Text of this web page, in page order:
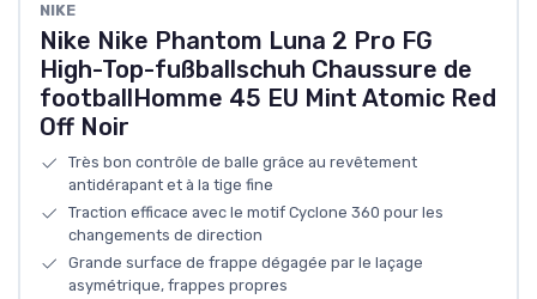
NIKE
Nike Nike Phantom Luna 2 Pro FG
High-Top-fußballschuh Chaussure de
footballHomme 45 EU Mint Atomic Red
Off Noir
Très bon contrôle de balle grâce au revêtement
antidérapant et à la tige fine
Traction efficace avec le motif Cyclone 360 pour les
changements de direction
Grande surface de frappe dégagée par le laçage
asymétrique, frappes propres